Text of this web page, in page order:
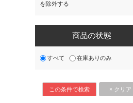
を除外する
商品の状態
すべて 在庫ありのみ